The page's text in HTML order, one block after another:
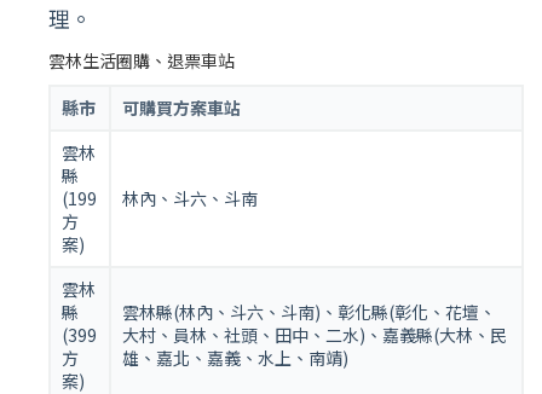
理。
雲林生活圈購、退票車站
縣市
可購買方案車站
雲林
縣
(199
方
案)
林內、斗六、斗南
雲林
縣
(399
方
案)
雲林縣(林內、斗六、斗南)、彰化縣(彰化、花壇、
大村、員林、社頭、田中、二水)、嘉義縣(大林、民
雄、嘉北、嘉義、水上、南靖)